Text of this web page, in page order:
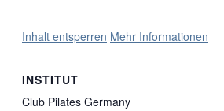
INSTITUT
Club Pilates Germany
Inhalt entsperren Mehr Informationen